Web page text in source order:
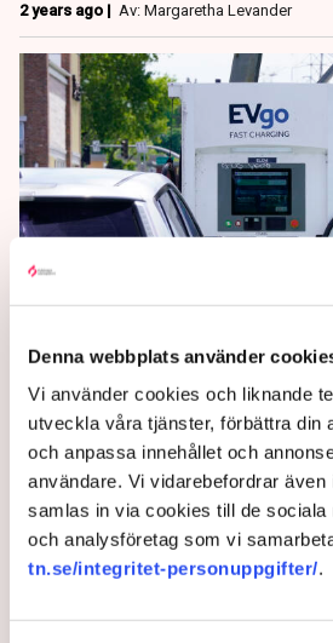
Denna webbplats använder
Vi använder cookies och liknande
utveckla våra tjänster, förbättra din
och anpassa innehållet och
användare. Vi vidarebefordrar även
samlas in via cookies till de sociala
och analysföretag som vi
tn.se/integritet-personuppgifter/.
2 years ago | Av: Margaretha Levander
Inga nya
2035 i Kalifornien
Alla nytillverkade bilar som säljs
folkrikaste delstat – måste ha
enligt ett beslut från delstatens
3 years ago | Av: TT